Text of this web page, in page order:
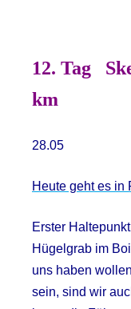
12. Tag
km
28.05
Heute geht es in
Erster
Hügelgrab im
uns haben
sein, sind wir